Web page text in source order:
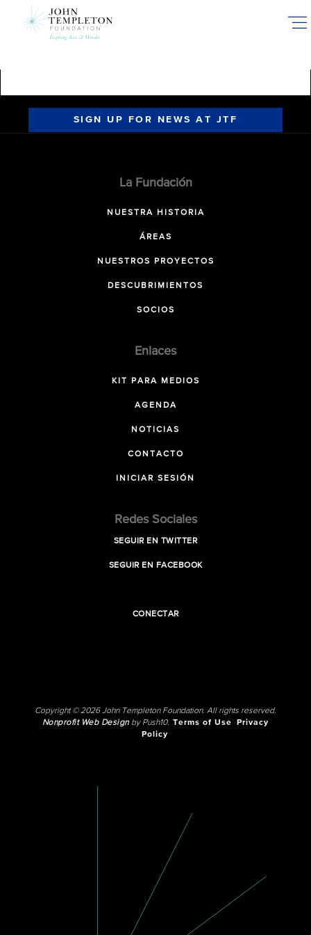
SIGN UP FOR NEWS AT JTF
La Fundación
NUESTRA HISTORIA
ÁREAS
NUESTROS PROYECTOS
DESCUBRIMIENTOS
SOCIOS
Enlaces
KIT PARA MEDIOS
AGENDA
NOTICIAS
CONTACTO
INICIAR SESIÓN
Redes Sociales
SEGUIR EN TWITTER
SEGUIR EN FACEBOOK
CONECTAR
Copyright © 2026 John Templeton Foundation. All rights reserved.
Nonprofit Web Designby Push10. Terms of Use
Privacy
Policy